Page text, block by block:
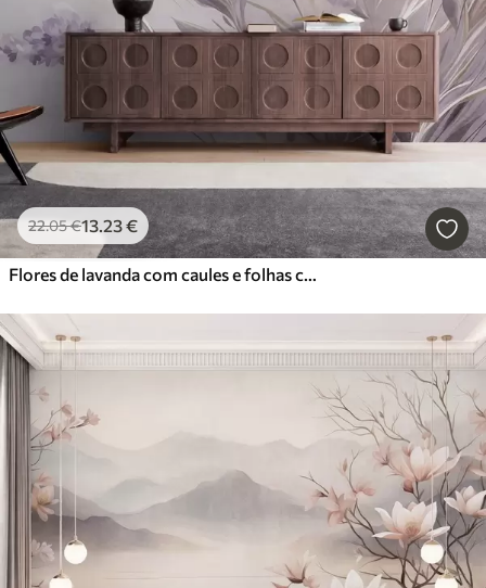
22.05€13.23€
Flores de lavanda com caules e folhas compridos, obra de arte com textura suave em tons pastel